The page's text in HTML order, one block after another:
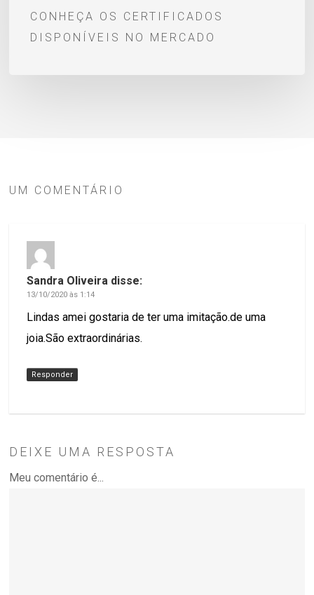
CONHEÇA OS CERTIFICADOS
DISPONÍVEIS NO MERCADO
UM COMENTÁRIO
Sandra Oliveira disse:
13/10/2020 às 1:14
Lindas amei gostaria de ter uma imitação.de uma
joia.São extraordinárias.
Responder
DEIXE UMA RESPOSTA
Meu comentário é...